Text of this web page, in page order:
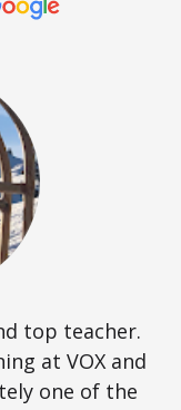
top teacher.
at VOX and
one of the